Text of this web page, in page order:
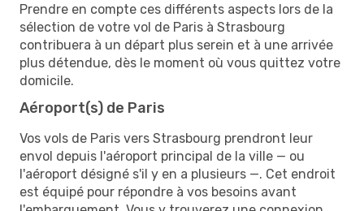
Prendre en compte ces différents aspects lors de la
sélection de votre vol de Paris à Strasbourg
contribuera à un départ plus serein et à une arrivée
plus détendue, dès le moment où vous quittez votre
domicile.
Aéroport(s) de Paris
Vos vols de Paris vers Strasbourg prendront leur
envol depuis l'aéroport principal de la ville — ou
l'aéroport désigné s'il y en a plusieurs —. Cet endroit
est équipé pour répondre à vos besoins avant